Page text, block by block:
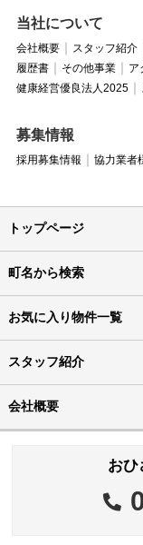
当社について
会社概要 スタッフ紹介
履歴書
その他事業 ア
健康経営優良法人2025
募集情報
採用募集情報 協力業者
トップページ
町名から検索
お気に入り物件一覧
スタッフ紹介
会社概要
おひ